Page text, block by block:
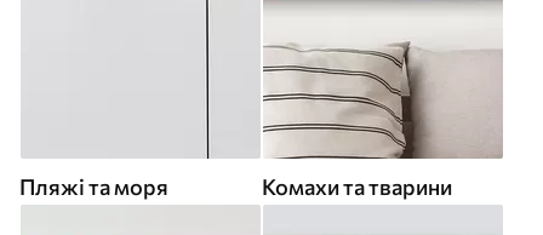
Пляжі та моря Комахи та тварини